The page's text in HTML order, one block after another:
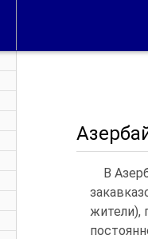
В
жители),